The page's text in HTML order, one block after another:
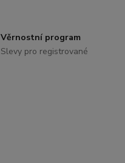
Věrnostní program
Slevy pro registrované